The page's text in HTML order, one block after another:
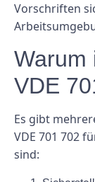
Vorschriften
Warum
VDE
Es gibt
VDE 701 702
sind: